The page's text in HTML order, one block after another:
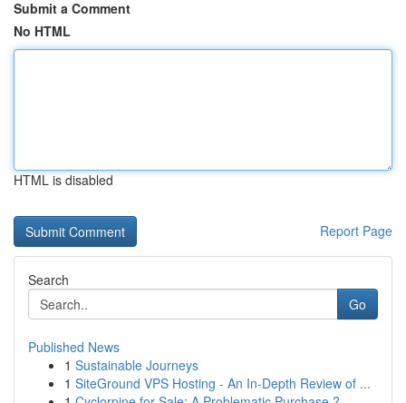
Submit a Comment
No HTML
HTML is disabled
Report Page
Search
Go
Published News
1 Sustainable Journeys
1 SiteGround VPS Hosting - An In-Depth Review of ...